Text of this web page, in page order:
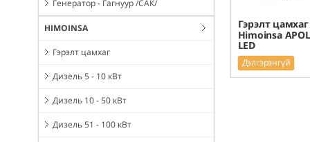
Генератор - Гагнуур /САК/
HIMOINSA
Гэрэлт цамхаг
Дизель 5 - 10 кВт
Дизель 10 - 50 кВт
Дизель 51 - 100 кВт
Гэрэлт
Himoinsa
LED
Дэлгэрэнгүй